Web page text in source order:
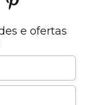
e ofertas